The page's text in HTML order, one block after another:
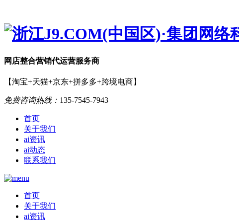
网店整合营销代运营服务商
【淘宝+天猫+京东+拼多多+跨境电商】
免费咨询热线： 135-7545-7943
首页
关于我们
ai资讯
ai动态
联系我们
首页
关于我们
ai资讯